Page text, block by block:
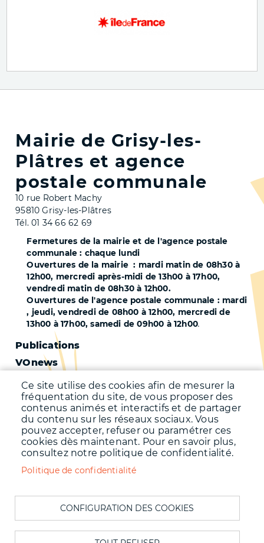
Mairie de Grisy-les-
Plâtres et agence
postale communale
10 rue Robert Machy
95810 Grisy-les-Plâtres
Tél. 01 34 66 62 69
Fermetures de la mairie et de l'agence postale
communale : chaque lundi
Ouvertures de la mairie : mardi matin de 08h30 à
12h00, mercredi après-midi de 13h00 à 17h00,
vendredi matin de 08h30 à 12h00.
Ouvertures de l'agence postale communale : mardi
, jeudi, vendredi de 08h00 à 12h00, mercredi de
13h00 à 17h00, samedi de 09h00 à 12h00.
Pied
de
page
-
Second
Publications
VOnews
Trafic
Qualité de l'air
Qualité de l'eau
Météo
Menu
Pied
de
page
Accueil
Mentions légales
Accessibilité : Non conforme
Ce site utilise des cookies afin de mesurer la
fréquentation du site, de vous proposer des
contenus animés et interactifs et de partager
du contenu sur les réseaux sociaux. Vous
pouvez accepter, refuser ou paramétrer ces
cookies dès maintenant. Pour en savoir plus,
consultez notre politique de confidentialité.
Politique de confidentialité
CONFIGURATION DES COOKIES